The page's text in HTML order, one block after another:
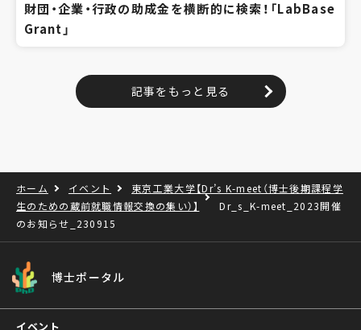
財団・企業・行政の助成金を横断的に検索！「LabBase
Grant」
記事をもっと見る
ホーム イベント
東京工業大学【Dr’s K-meet（博士後期課程学
生のための蔵前就職情報交換の集い）】
Dr_s_K-meet_2023開催
のお知らせ_230915
博士ポータル
イベント